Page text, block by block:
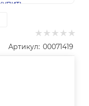
Артикул: 00071419